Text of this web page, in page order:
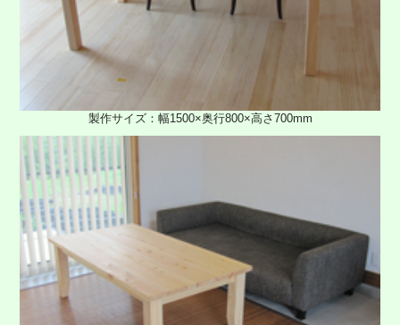
製作サイズ：幅1500×奥行800×高さ700mm